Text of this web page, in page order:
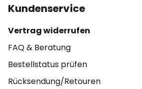
Kundenservice
Vertrag widerrufen
FAQ & Beratung
Bestellstatus prüfen
Rücksendung/Retouren